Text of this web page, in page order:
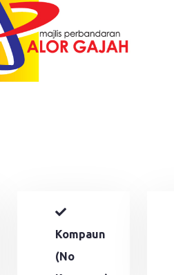
Kompaun
(No